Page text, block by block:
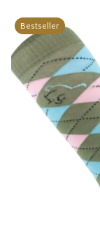
Bestseller